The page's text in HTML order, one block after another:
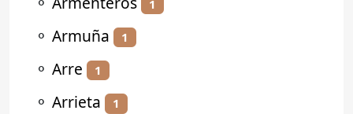
1
⚬ Armuña 1
⚬ Arre 1
⚬ Arrieta 1